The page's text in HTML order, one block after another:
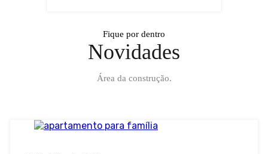
Fique por dentro
Novidades
Área da construção.